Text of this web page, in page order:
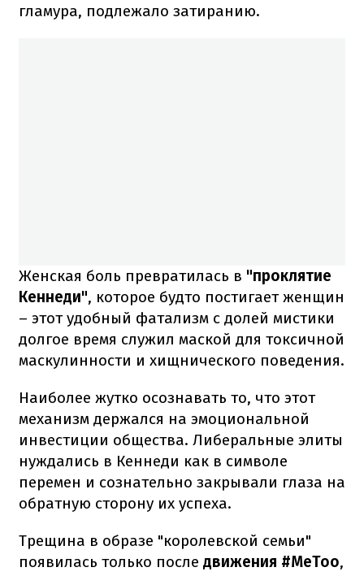
гламура, подлежало затиранию.
Женская боль превратилась в "проклятие
Кеннеди", которое будто постигает женщин
– этот удобный фатализм с долей мистики
долгое время служил маской для токсичной
маскулинности и хищнического поведения.
Наиболее жутко осознавать то, что этот
механизм держался на эмоциональной
инвестиции общества. Либеральные элиты
нуждались в Кеннеди как в символе
перемен и сознательно закрывали глаза на
обратную сторону их успеха.
Трещина в образе "королевской семьи"
появилась только после движения #MeToo,